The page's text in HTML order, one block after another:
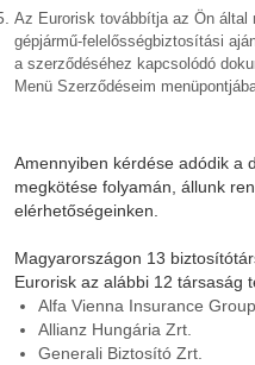
Az Eurorisk továbbítja az Ön
gépjármű-felelősségbiztosítási
a szerződéséhez kapcsolódó
Menü Szerződéseim
Amennyiben kérdése adódik a
megkötése folyamán, állunk
elérhetőségeinken.
Magyarországon 13
Eurorisk az alábbi 12 társaság
Alfa Vienna Insurance
Allianz Hungária Zrt.
Generali Biztosító Zrt.